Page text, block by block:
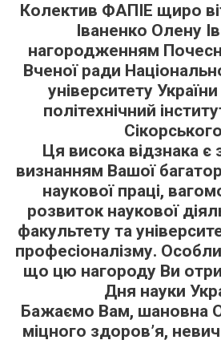
Колектив ФАПІЕ щиро
Іваненко Олену
нагородженням
Вченої ради
університету
політехнічний
Ця висока відзнака
визнанням Вашої
наукової праці,
розвиток наукової
факультету та
професіоналізму.
що цю нагороду Ви
Дня науки
Бажаємо Вам, шановна
міцного здоров’я,